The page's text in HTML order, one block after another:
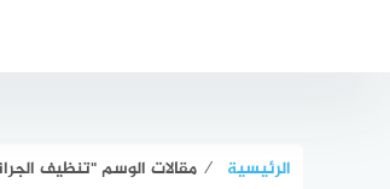
الرئيسية ⁄ مقالات الوسم "تنظيف